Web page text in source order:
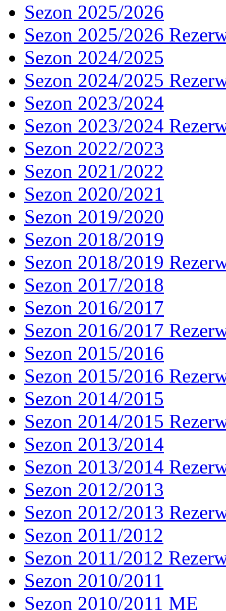
Sezon 2025/2026
Sezon 2025/2026
Sezon 2024/2025
Sezon 2024/2025
Sezon 2023/2024
Sezon 2023/2024
Sezon 2022/2023
Sezon 2021/2022
Sezon 2020/2021
Sezon 2019/2020
Sezon 2018/2019
Sezon 2018/2019
Sezon 2017/2018
Sezon 2016/2017
Sezon 2016/2017
Sezon 2015/2016
Sezon 2015/2016
Sezon 2014/2015
Sezon 2014/2015
Sezon 2013/2014
Sezon 2013/2014
Sezon 2012/2013
Sezon 2012/2013
Sezon 2011/2012
Sezon 2011/2012
Sezon 2010/2011
Sezon 2010/2011 ME